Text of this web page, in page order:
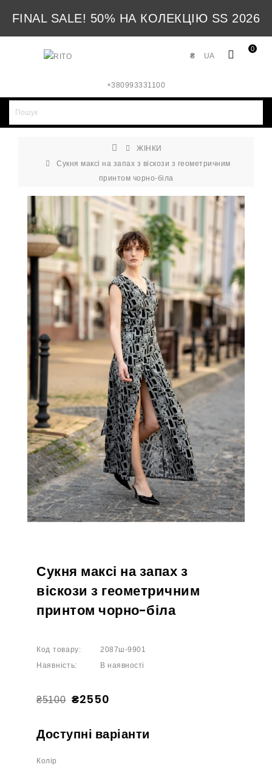
FINAL SALE! 50% НА КОЛЕКЦІЮ SS 2026
0
UA
₴
+380993331100
ЖІНКИ
Сукня максі на запах з віскози з геометричним
принтом чорно-біла
Сукня максі на запах з
віскози з геометричним
принтом чорно-біла
Код товару:
2087ш-9901
Наявність:
В наявності
₴5100 ₴2550
Доступні варіанти
Колір